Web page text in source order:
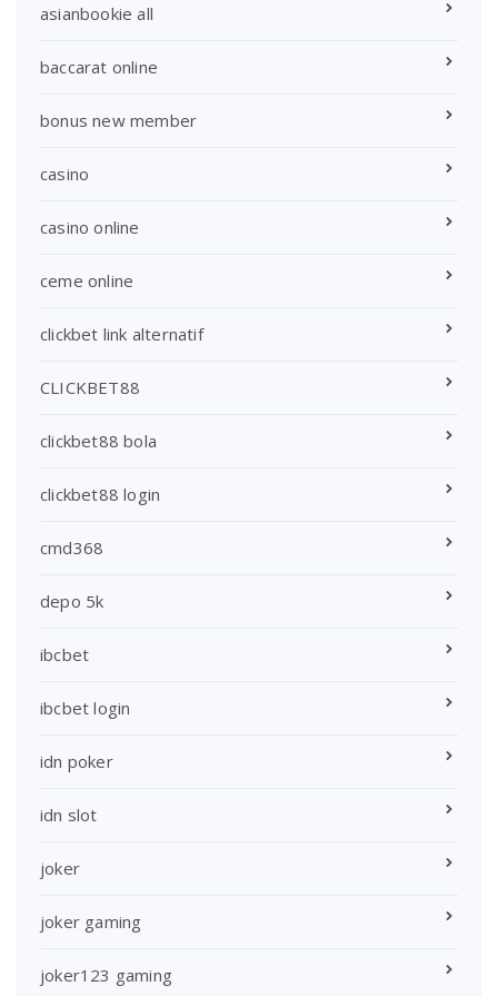
asianbookie all
baccarat online
bonus new member
casino
casino online
ceme online
clickbet link alternatif
CLICKBET88
clickbet88 bola
clickbet88 login
cmd368
depo 5k
ibcbet
ibcbet login
idn poker
idn slot
joker
joker gaming
joker123 gaming